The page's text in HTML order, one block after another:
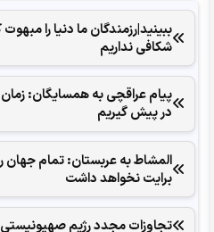
ببینید|رزمندگان ما دنیا را
شکافی نداریم
پیام عراقچی به همسایگان: زمان
در پیش گیریم
المشاط به عربستان: تمام جهان
برایت نخواهد داشت
تجاوزات مجدد رژیم